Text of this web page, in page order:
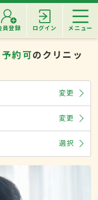
員登録 ログイン メニュー
約可のクリニッ
変更
変更
選択